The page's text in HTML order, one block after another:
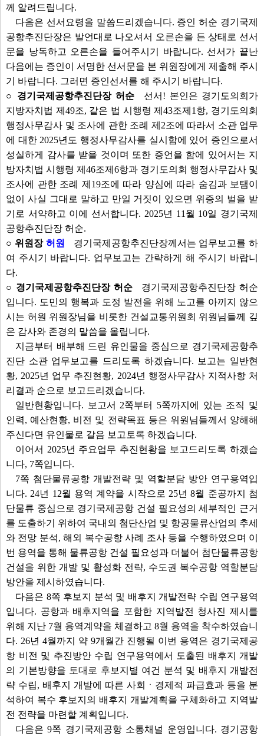
께 알려드립니다.
다음은 선서요령을 말씀드리겠습니다. 증인 허순 경기국제
공항추진단장은 발언대로 나오셔서 오른손을 든 상태로 선서
문을 낭독하고 오른손을 들어주시기 바랍니다. 선서가 끝난
다음에는 증인이 서명한 선서문을 본 위원장에게 제출해 주시
기 바랍니다. 그러면 증인선서를 해 주시기 바랍니다.
○ 경기국제공항추진단장 허순
선서! 본인은 경기도의회가
지방자치법 제49조, 같은 법 시행령 제43조제1항, 경기도의회
행정사무감사 및 조사에 관한 조례 제2조에 따라서 소관 업무
에 대한 2025년도 행정사무감사를 실시함에 있어 증인으로서
성실하게 감사를 받을 것이며 또한 증언을 함에 있어서는 지
방자치법 시행령 제46조제6항과 경기도의회 행정사무감사 및
조사에 관한 조례 제19조에 따라 양심에 따라 숨김과 보탬이
없이 사실 그대로 말하고 만일 거짓이 있으면 위증의 벌을 받
기로 서약하고 이에 선서합니다. 2025년 11월 10일 경기국제
공항추진단장 허순.
○ 위원장 허원
경기국제공항추진단장께서는 업무보고를 하
여 주시기 바랍니다. 업무보고는 간략하게 해 주시기 바랍니
다.
○ 경기국제공항추진단장 허순
경기국제공항추진단장 허순
입니다. 도민의 행복과 도정 발전을 위해 노고를 아끼지 않으
시는 허원 위원장님을 비롯한 건설교통위원회 위원님들께 깊
은 감사와 존경의 말씀을 올립니다.
지금부터 배부해 드린 유인물을 중심으로 경기국제공항추
진단 소관 업무보고를 드리도록 하겠습니다. 보고는 일반현
황, 2025년 업무 추진현황, 2024년 행정사무감사 지적사항 처
리결과 순으로 보고드리겠습니다.
일반현황입니다. 보고서 2쪽부터 5쪽까지에 있는 조직 및
인력, 예산현황, 비전 및 전략목표 등은 위원님들께서 양해해
주신다면 유인물로 갈음 보고토록 하겠습니다.
이어서 2025년 주요업무 추진현황을 보고드리도록 하겠습
니다, 7쪽입니다.
7쪽 첨단물류공항 개발전략 및 역할분담 방안 연구용역입
니다. 24년 12월 용역 계약을 시작으로 25년 8월 준공까지 첨
단물류 중심으로 경기국제공항 건설 필요성의 세부적인 근거
를 도출하기 위하여 국내외 첨단산업 및 항공물류산업의 추세
와 전망 분석, 해외 복수공항 사례 조사 등을 수행하였으며 이
번 용역을 통해 물류공항 건설 필요성과 더불어 첨단물류공항
건설을 위한 개발 및 활성화 전략, 수도권 복수공항 역할분담
방안을 제시하였습니다.
다음은 8쪽 후보지 분석 및 배후지 개발전략 수립 연구용역
입니다. 공항과 배후지역을 포함한 지역발전 청사진 제시를
위해 지난 7월 용역계약을 체결하고 8월 용역을 착수하였습니
다. 26년 4월까지 약 9개월간 진행될 이번 용역은 경기국제공
항 비전 및 추진방안 수립 연구용역에서 도출된 배후지 개발
의 기본방향을 토대로 후보지별 여건 분석 및 배후지 개발전
략 수립, 배후지 개발에 따른 사회ㆍ경제적 파급효과 등을 분
석하여 복수 후보지의 배후지 개발계획을 구체화하고 지역발
전 전략을 마련할 계획입니다.
다음은 9쪽 경기국제공항 소통채널 운영입니다. 경기공항